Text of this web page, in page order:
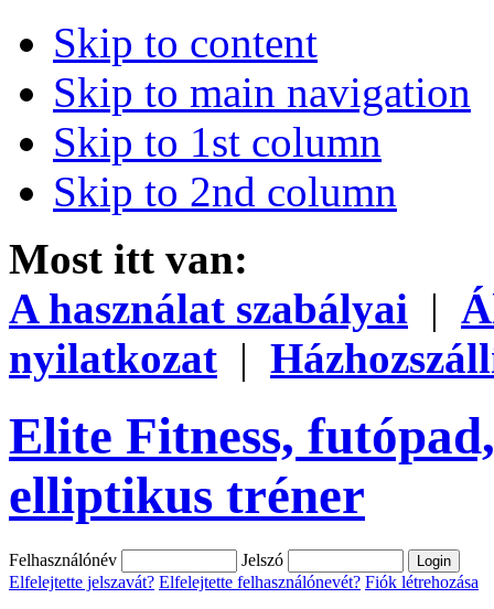
Skip to content
Skip to main navigation
Skip to 1st column
Skip to 2nd column
Most itt van:
A használat szabályai |
nyilatkozat |
Elite Fitness,
elliptikus tréner
Felhasználónév
Jelszó
Elfelejtette jelszavát? Elfelejtette felhasználónevét? Fiók létrehozása